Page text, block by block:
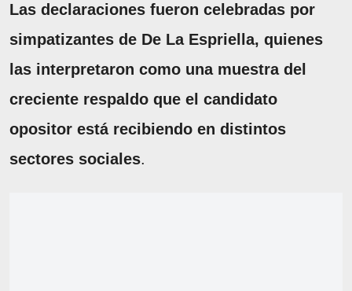
Las declaraciones fueron celebradas por
simpatizantes de De La Espriella, quienes
las interpretaron como una muestra del
creciente respaldo que el candidato
opositor está recibiendo en distintos
sectores sociales.